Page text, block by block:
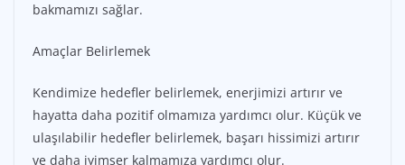
bakmamızı sağlar.
Amaçlar Belirlemek
Kendimize hedefler belirlemek, enerjimizi artırır ve
hayatta daha pozitif olmamıza yardımcı olur. Küçük ve
ulaşılabilir hedefler belirlemek, başarı hissimizi artırır
ve daha iyimser kalmamıza yardımcı olur.